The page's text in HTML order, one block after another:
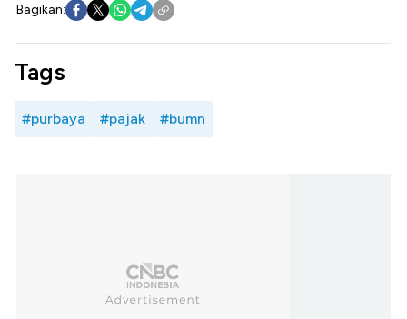
Bagikan:
Tags
#purbaya #pajak #bumn